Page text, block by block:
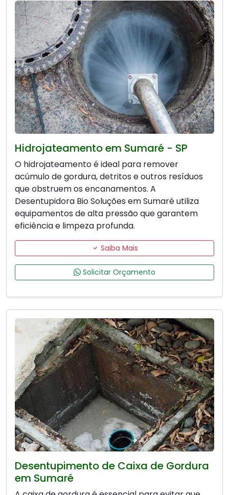
Hidrojateamento em Sumaré - SP
O hidrojateamento é ideal para remover
acúmulo de gordura, detritos e outros resíduos
que obstruem os encanamentos. A
Desentupidora Bio Soluções em Sumaré utiliza
equipamentos de alta pressão que garantem
eficiência e limpeza profunda.
Saiba Mais
Solicitar Orçamento
Desentupimento de Caixa de Gordura
em Sumaré